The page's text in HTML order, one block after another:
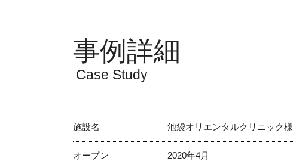
事例詳細
Case Study
施設名 池袋オリエンタルクリニック様
オープン 2020年4月